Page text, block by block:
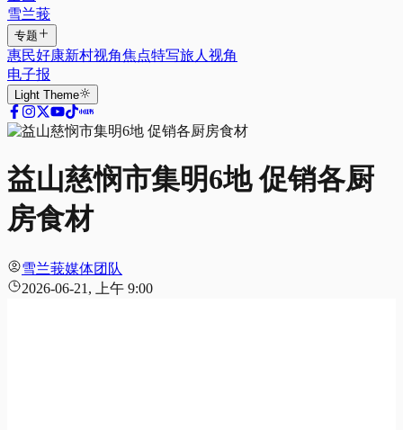
雪兰莪
专题
惠民好康新村视角焦点特写旅人视角
电子报
Light Theme
益山慈悯市集明6地 促销各厨
房食材
雪兰莪媒体团队
2026-06-21, 上午 9:00